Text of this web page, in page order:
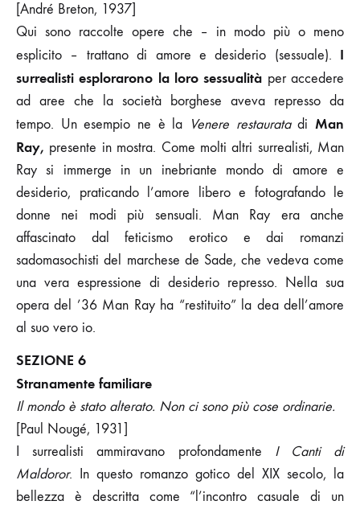
[André Breton, 1937]
Qui sono raccolte opere che – in modo più o meno
esplicito – trattano di amore e desiderio (sessuale). I
surrealisti esplorarono la loro sessualità per accedere
ad aree che la società borghese aveva represso da
tempo. Un esempio ne è la Venere restauratadiMan
Ray, presente in mostra. Come molti altri surrealisti, Man
Ray si immerge in un inebriante mondo di amore e
desiderio, praticando l’amore libero e fotografando le
donne nei modi più sensuali. Man Ray era anche
affascinato dal feticismo erotico e dai romanzi
sadomasochisti del marchese de Sade, che vedeva come
una vera espressione di desiderio represso. Nella sua
opera del ’36 Man Ray ha “restituito” la dea dell’amore
al suo vero io.
SEZIONE 6
Stranamente familiare
Il mondo è stato alterato. Non ci sono più cose ordinarie.
[Paul Nougé, 1931]
I surrealisti ammiravano profondamente I Canti di
Maldoror. In questo romanzo gotico del XIX secolo, la
bellezza è descritta come “l’incontro casuale di un